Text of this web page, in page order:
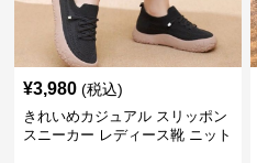
¥3,980 (税込)
きれいめカジュアル スリッポン
スニーカー レディース靴 ニット